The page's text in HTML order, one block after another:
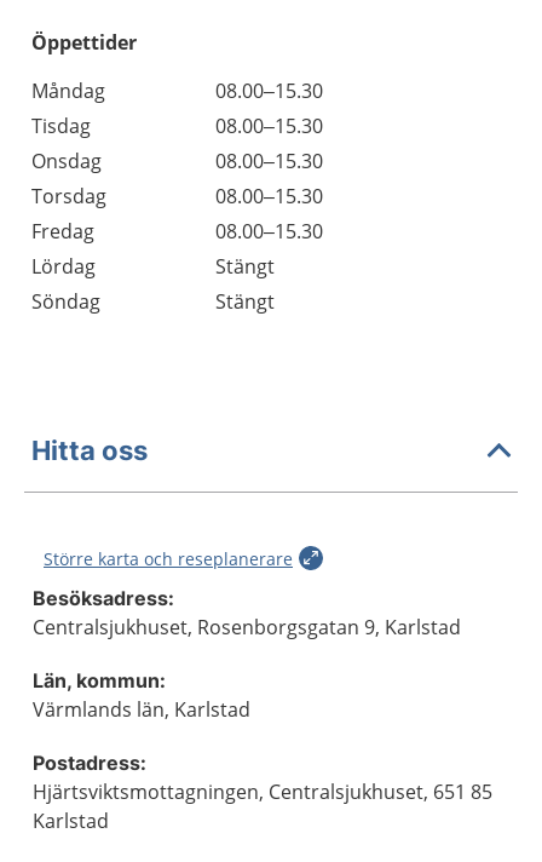
Öppettider
Dag
Öppettider
Kommentarer
Måndag
08.00–15.30
Tisdag
08.00–15.30
Onsdag
08.00–15.30
Torsdag
08.00–15.30
Fredag
08.00–15.30
Lördag
Stängt
Söndag
Stängt
Hitta oss
Större karta och reseplanerare
Besöksadress:
Centralsjukhuset, Rosenborgsgatan 9, Karlstad
Län, kommun:
Värmlands län, Karlstad
Postadress:
Hjärtsviktsmottagningen, Centralsjukhuset, 651 85
Karlstad